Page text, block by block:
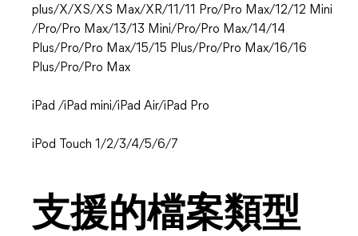
plus/X/XS/XS Max/XR/11/11 Pro/Pro Max/12/12 Mini
/Pro/Pro Max/13/13 Mini/Pro/Pro Max/14/14
Plus/Pro/Pro Max/15/15 Plus/Pro/Pro Max/16/16
Plus/Pro/Pro Max
iPad /iPad mini/iPad Air/iPad Pro
iPod Touch 1/2/3/4/5/6/7
支援的檔案類型